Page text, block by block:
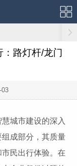
路灯杆/龙门
03
城市建设的深入
成部分，其质量
民出行体验。在